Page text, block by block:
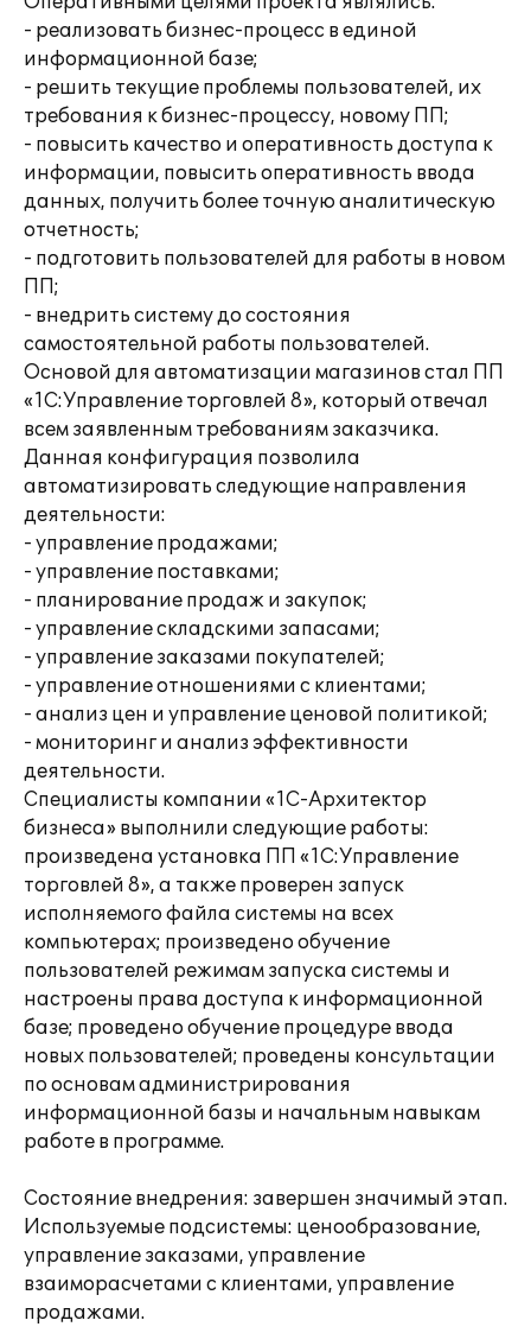
- реализовать бизнес-процесс в единой
информационной базе;
- решить текущие проблемы пользователей, их
требования к бизнес-процессу, новому ПП;
- повысить качество и оперативность доступа к
информации, повысить оперативность ввода
данных, получить более точную аналитическую
отчетность;
- подготовить пользователей для работы в новом
ПП;
- внедрить систему до состояния
самостоятельной работы пользователей.
Основой для автоматизации магазинов стал ПП
«1С:Управление торговлей 8», который отвечал
всем заявленным требованиям заказчика.
Данная конфигурация позволила
автоматизировать следующие направления
деятельности:
- управление продажами;
- управление поставками;
- планирование продаж и закупок;
- управление складскими запасами;
- управление заказами покупателей;
- управление отношениями с клиентами;
- анализ цен и управление ценовой политикой;
- мониторинг и анализ эффективности
деятельности.
Специалисты компании «1С-Архитектор
бизнеса» выполнили следующие работы:
произведена установка ПП «1С:Управление
торговлей 8», а также проверен запуск
исполняемого файла системы на всех
компьютерах; произведено обучение
пользователей режимам запуска системы и
настроены права доступа к информационной
базе; проведено обучение процедуре ввода
новых пользователей; проведены консультации
по основам администрирования
информационной базы и начальным навыкам
работе в программе.
Состояние внедрения: завершен значимый этап.
Используемые подсистемы: ценообразование,
управление заказами, управление
взаиморасчетами с клиентами, управление
продажами.